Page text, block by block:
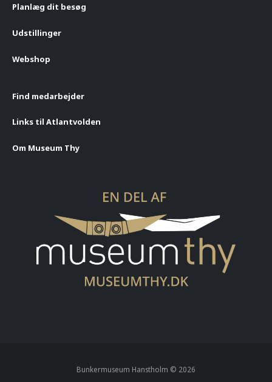
Planlæg dit besøg
Udstillinger
Webshop
Find medarbejder
Links til Atlantvolden
Om Museum Thy
Bunkermuseum Hanstholm © 2026